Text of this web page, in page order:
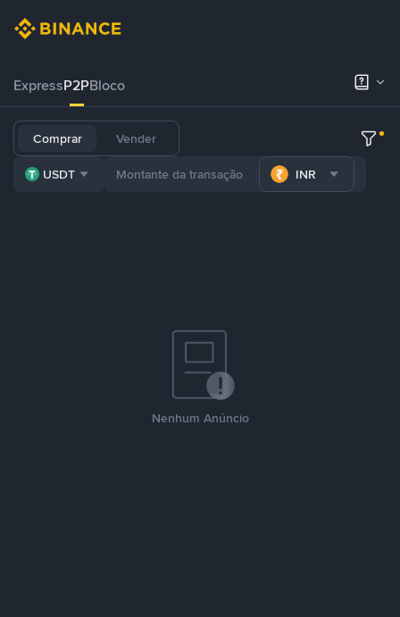
ExpressP2PBloco
Comprar Vender
USDT INR
Nenhum Anúncio